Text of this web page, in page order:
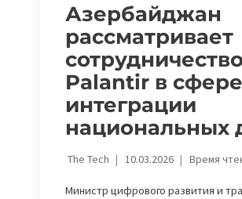
Азербайджан
рассматривает
Palantir в сфере
интеграции
национальных
The Tech 10.03.2026 Время
Министр цифрового развития и